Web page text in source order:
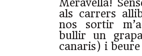
Meravella!
als carrers
nos sortir
bullir un
canaris) i